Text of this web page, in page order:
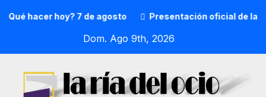
hacer hoy? 7 de agosto Presentación oficial de la
Dom. Ago 9th, 2026